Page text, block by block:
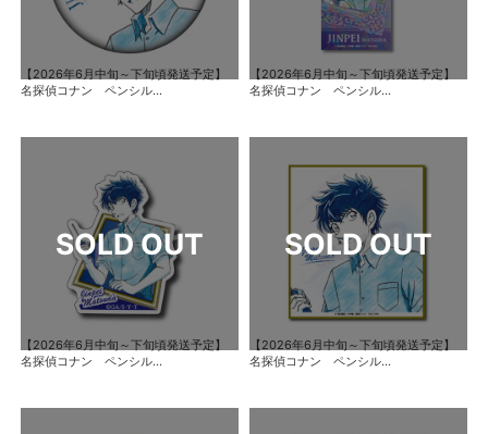
【2026年6月中旬～下旬頃発送予定】
名探偵コナン ペンシル...
【2026年6月中旬～下旬頃発送予定】
名探偵コナン ペンシル...
【2026年6月中旬～下旬頃発送予定】
名探偵コナン ペンシル...
【2026年6月中旬～下旬頃発送予定】
名探偵コナン ペンシル...